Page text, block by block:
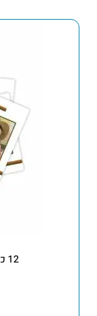
12 כרטיסי ביקור לתחפושת לוכד נחשים